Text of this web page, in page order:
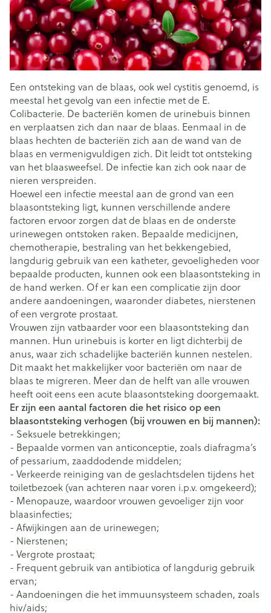
Een ontsteking van de blaas, ook wel cystitis genoemd, is
meestal het gevolg van een infectie met de E.
Colibacterie. De bacteriën komen de urinebuis binnen
en verplaatsen zich dan naar de blaas. Eenmaal in de
blaas hechten de bacteriën zich aan de wand van de
blaas en vermenigvuldigen zich. Dit leidt tot ontsteking
van het blaasweefsel. De infectie kan zich ook naar de
nieren verspreiden.
Hoewel een infectie meestal aan de grond van een
blaasontsteking ligt, kunnen verschillende andere
factoren ervoor zorgen dat de blaas en de onderste
urinewegen ontstoken raken. Bepaalde medicijnen,
chemotherapie, bestraling van het bekkengebied,
langdurig gebruik van een katheter, gevoeligheden voor
bepaalde producten, kunnen ook een blaasontsteking in
de hand werken. Of er kan een complicatie zijn door
andere aandoeningen, waaronder diabetes, nierstenen
of een vergrote prostaat.
Vrouwen zijn vatbaarder voor een blaasontsteking dan
mannen. Hun urinebuis is korter en ligt dichterbij de
anus, waar zich schadelijke bacteriën kunnen nestelen.
Dit maakt het makkelijker voor bacteriën om naar de
blaas te migreren. Meer dan de helft van alle vrouwen
heeft ooit eens een acute blaasontsteking doorgemaakt.
Er zijn een aantal factoren die het risico op een
blaasontsteking verhogen (bij vrouwen en bij mannen):
- Seksuele betrekkingen;
- Bepaalde vormen van anticonceptie, zoals diafragma’s
of pessarium, zaaddodende middelen;
- Verkeerde reiniging van de geslachtsdelen tijdens het
toiletbezoek (van achteren naar voren i.p.v. omgekeerd);
- Menopauze, waardoor vrouwen gevoeliger zijn voor
blaasinfecties;
- Afwijkingen aan de urinewegen;
- Nierstenen;
- Vergrote prostaat;
- Frequent gebruik van antibiotica of langdurig gebruik
ervan;
- Aandoeningen die het immuunsysteem schaden, zoals
hiv/aids;